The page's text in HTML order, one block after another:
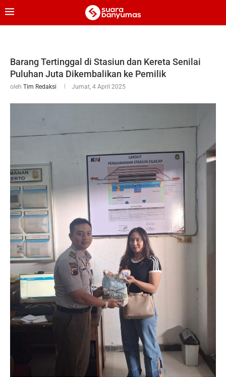
Barang Tertinggal di Stasiun dan Kereta Senilai
Puluhan Juta Dikembalikan ke Pemilik
oleh Tim Redaksi Jumat, 4 April 2025